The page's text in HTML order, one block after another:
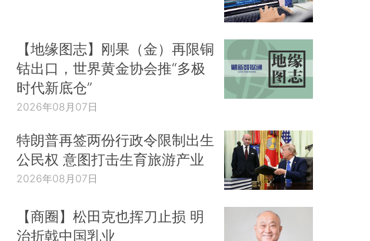
【地缘图志】刚果（金）再限铜
钴出口，世界黄金协会推“多极
时代新底仓”
2026年08月07日
特朗普再签两份行政令限制出生
公民权 意图打击生育旅游产业
2026年08月07日
【商圈】松田克也挥刀止损 明
治折戟中国乳业